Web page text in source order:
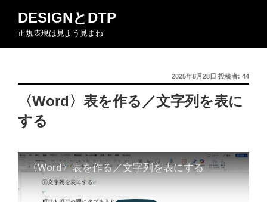
ン
DESIGNとDTP
正規表現は見よう見まね
投
稿
日:
2025年8月28日 投稿者: 44
〈Word〉表を作る／文字列を表に
する
〈Word〉表を作る／文字列を表にする